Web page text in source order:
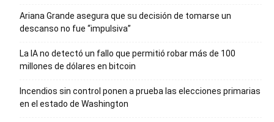
Ariana Grande asegura que su decisión de tomarse un
descanso no fue “impulsiva”
La IA no detectó un fallo que permitió robar más de 100
millones de dólares en bitcoin
Incendios sin control ponen a prueba las elecciones primarias
en el estado de Washington